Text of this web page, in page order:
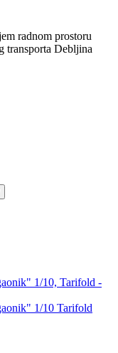
radnom prostoru
transporta Debljina